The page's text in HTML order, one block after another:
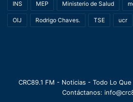
INS MEP Ministerio de Salud
OIJ Rodrigo Chaves. TSE ucr
CRC89.1 FM - Noticias - Todo Lo
Contáctanos: